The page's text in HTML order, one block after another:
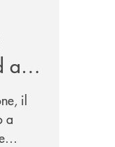
alto
il
a